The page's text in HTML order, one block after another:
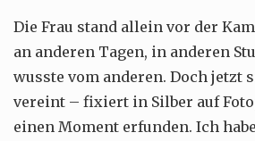
Die Frau stand allein vor der
an anderen Tagen, in anderen
wusste vom anderen. Doch jetzt
vereint – fixiert in Silber auf
einen Moment erfunden. Ich